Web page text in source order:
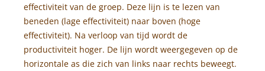
effectiviteit van de groep. Deze lijn is te lezen van
beneden (lage effectiviteit) naar boven (hoge
effectiviteit). Na verloop van tijd wordt de
productiviteit hoger. De lijn wordt weergegeven op de
horizontale as die zich van links naar rechts beweegt.